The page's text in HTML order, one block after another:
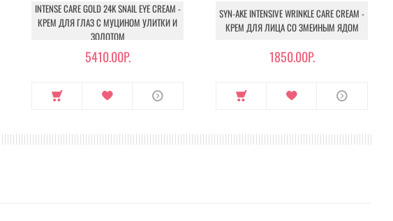
INTENSE CARE GOLD 24K SNAIL EYE CREAM -
КРЕМ ДЛЯ ГЛАЗ С МУЦИНОМ УЛИТКИ И
ЗОЛОТОМ
5410.00Р.
SYN-AKE INTENSIVE WRINKLE CARE CREAM -
КРЕМ ДЛЯ ЛИЦА СО ЗМЕИНЫМ ЯДОМ
1850.00Р.